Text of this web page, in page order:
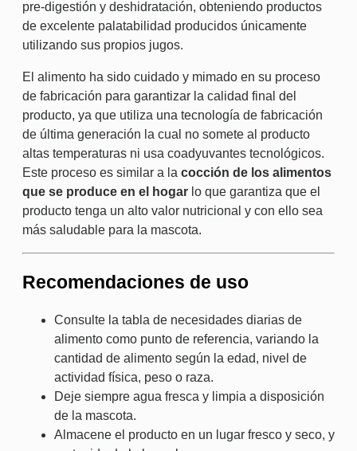
pre-digestión y deshidratación, obteniendo productos
de excelente palatabilidad producidos únicamente
utilizando sus propios jugos.
El alimento ha sido cuidado y mimado en su proceso
de fabricación para garantizar la calidad final del
producto, ya que utiliza una tecnología de fabricación
de última generación la cual no somete al producto
altas temperaturas ni usa coadyuvantes tecnológicos.
Este proceso es similar a la cocción de los alimentos
que se produce en el hogar lo que garantiza que el
producto tenga un alto valor nutricional y con ello sea
más saludable para la mascota.
Recomendaciones de uso
Consulte la tabla de necesidades diarias de
alimento como punto de referencia, variando la
cantidad de alimento según la edad, nivel de
actividad física, peso o raza.
Deje siempre agua fresca y limpia a disposición
de la mascota.
Almacene el producto en un lugar fresco y seco, y